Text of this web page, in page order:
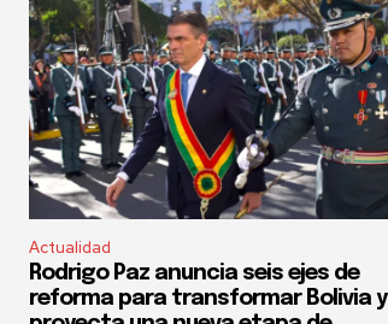
Actualidad
Rodrigo Paz anuncia seis ejes de
reforma para transformar Bolivia y